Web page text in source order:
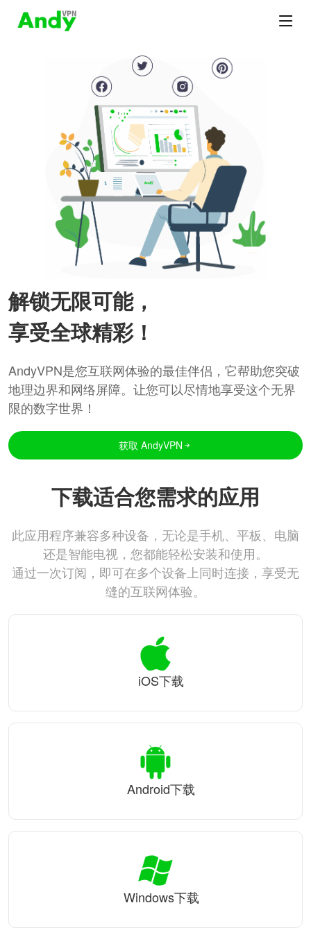
解锁无限可能，
享受全球精彩！
AndyVPN是您互联网体验的最佳伴侣，它帮助您突破
地理边界和网络屏障。让您可以尽情地享受这个无界
限的数字世界！
获取 AndyVPN
下载适合您需求的应用
此应用程序兼容多种设备，无论是手机、平板、电脑
还是智能电视，您都能轻松安装和使用。
通过一次订阅，即可在多个设备上同时连接，享受无
缝的互联网体验。
iOS下载
Android下载
Windows下载